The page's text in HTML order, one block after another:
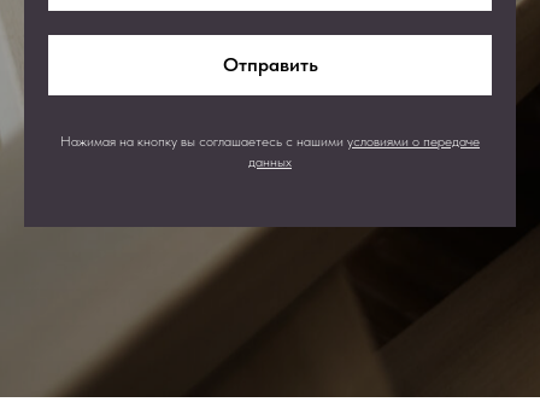
Отправить
Нажимая на кнопку вы соглашаетесь с нашими условиями о передаче
данных